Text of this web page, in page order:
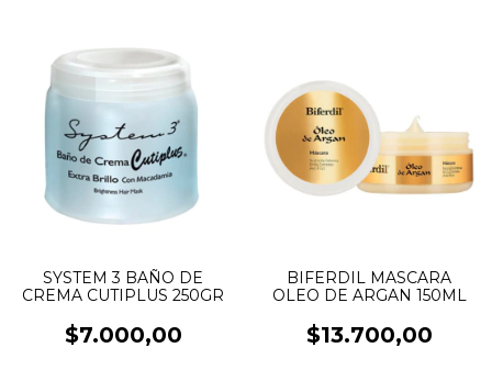
SYSTEM 3 BAÑO DE
CREMA CUTIPLUS 250GR
$7.000,00
BIFERDIL MASCARA
OLEO DE ARGAN 150ML
$13.700,00